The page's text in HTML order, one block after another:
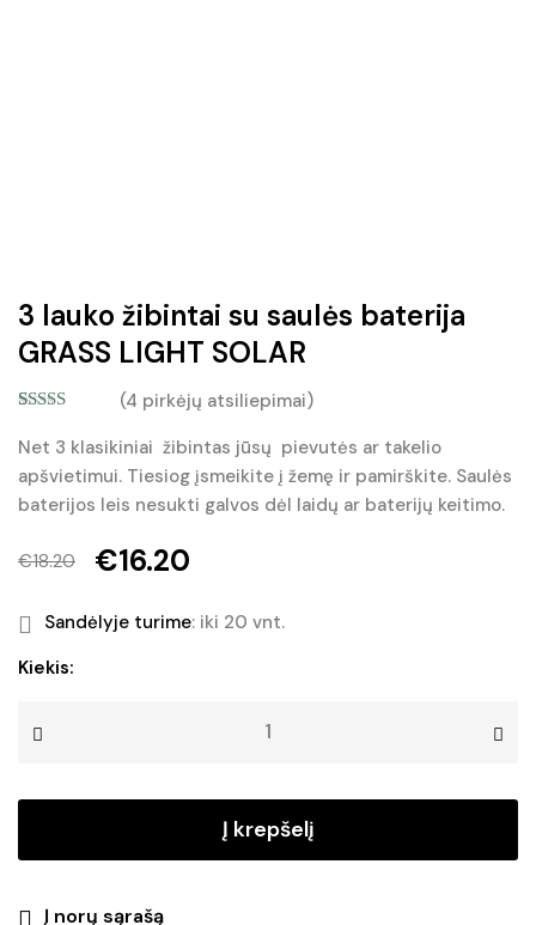
3 lauko žibintai su saulės baterija
GRASS LIGHT SOLAR
5.00 iš 5
įvertinimų:)
(4 pirkėjų atsiliepimai)
Net 3 klasikiniai žibintas jūsų pievutės ar takelio
apšvietimui. Tiesiog įsmeikite į žemę ir pamirškite. Saulės
baterijos leis nesukti galvos dėl laidų ar baterijų keitimo.
€18.20
Original
price
was:
€18.20.
€16.20
Current
price
is:
€16.20.
Sandėlyje turime: iki 20 vnt.
produkto
baterija
Kiekis:
Į krepšelį
Į norų sąrašą